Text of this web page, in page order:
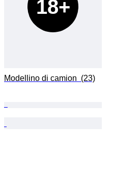
18+
Modellino di camion  (23)